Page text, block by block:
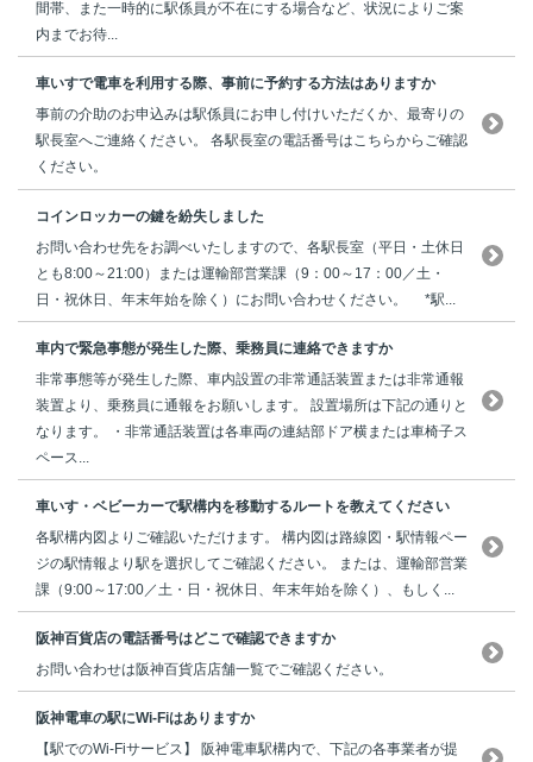
間帯、また一時的に駅係員が不在にする場合など、状況によりご案
内までお待...
車いすで電車を利用する際、事前に予約する方法はありますか
事前の介助のお申込みは駅係員にお申し付けいただくか、最寄りの
駅長室へご連絡ください。 各駅長室の電話番号はこちらからご確認
ください。
コインロッカーの鍵を紛失しました
お問い合わせ先をお調べいたしますので、各駅長室（平日・土休日
とも8:00～21:00）または運輸部営業課（9：00～17：00／土・
日・祝休日、年末年始を除く）にお問い合わせください。 *駅...
車内で緊急事態が発生した際、乗務員に連絡できますか
非常事態等が発生した際、車内設置の非常通話装置または非常通報
装置より、乗務員に通報をお願いします。 設置場所は下記の通りと
なります。 ・非常通話装置は各車両の連結部ドア横または車椅子ス
ペース...
車いす・ベビーカーで駅構内を移動するルートを教えてください
各駅構内図よりご確認いただけます。 構内図は路線図・駅情報ペー
ジの駅情報より駅を選択してご確認ください。 または、運輸部営業
課（9:00～17:00／土・日・祝休日、年末年始を除く）、もしく...
阪神百貨店の電話番号はどこで確認できますか
お問い合わせは阪神百貨店店舗一覧でご確認ください。
阪神電車の駅にWi-Fiはありますか
【駅でのWi-Fiサービス】 阪神電車駅構内で、下記の各事業者が提